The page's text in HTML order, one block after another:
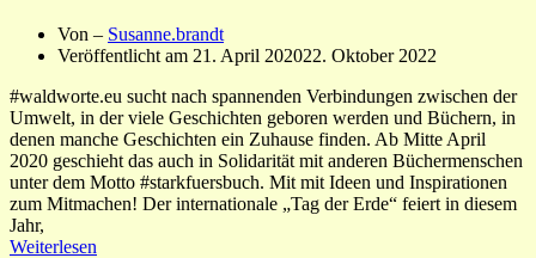
Von – Susanne.brandt
Veröffentlicht am 21. April 202022. Oktober 2022
#waldworte.eu sucht nach spannenden Verbindungen zwischen der
Umwelt, in der viele Geschichten geboren werden und Büchern, in
denen manche Geschichten ein Zuhause finden. Ab Mitte April
2020 geschieht das auch in Solidarität mit anderen Büchermenschen
unter dem Motto #starkfuersbuch. Mit mit Ideen und Inspirationen
zum Mitmachen! Der internationale „Tag der Erde“ feiert in diesem
Jahr,
Weiterlesen